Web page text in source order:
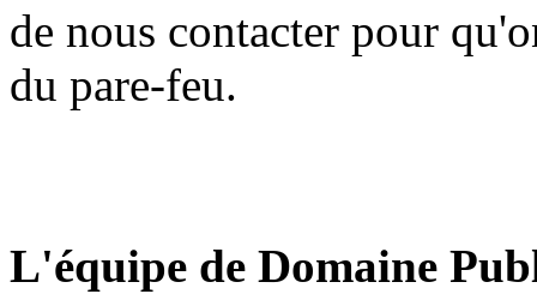
de nous contacter pour
du pare-feu.
L'équipe de Domaine